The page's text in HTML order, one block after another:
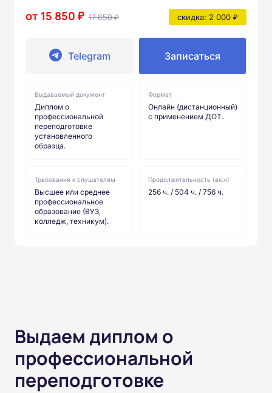
от 15 850 ₽ 17 850 ₽ скидка: 2 000 ₽
Telegram Записаться
Выдаваемый документ
Диплом о
профессиональной
переподготовке
установленного
образца.
Формат
Онлайн (дистанционный)
с применением ДОТ.
Требования к слушателям
Высшее или среднее
профессиональное
образование (ВУЗ,
колледж, техникум).
Продолжительность (ак.ч)
256 ч. / 504 ч. / 756 ч.
Выдаем диплом о
профессиональной
переподготовке